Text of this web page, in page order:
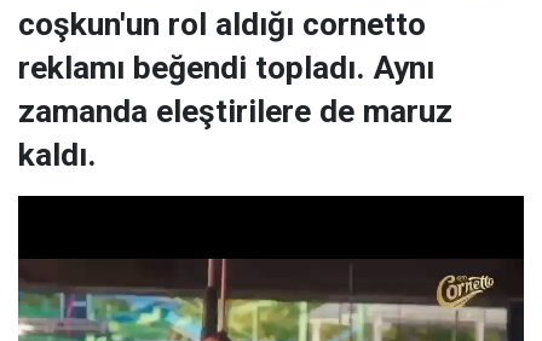
coşkun'un rol aldığı cornetto
reklamı beğendi topladı. Aynı
zamanda eleştirilere de maruz
kaldı.